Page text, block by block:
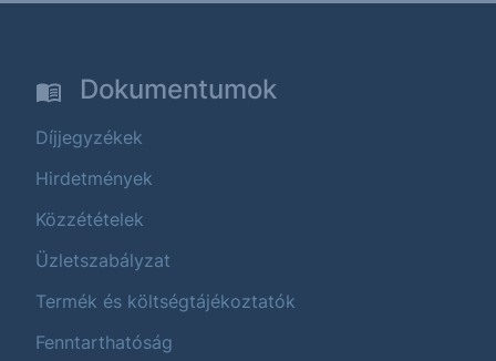
Dokumentumok
Díjjegyzékek
Hirdetmények
Közzétételek
Üzletszabályzat
Termék és költségtájékoztatók
Fenntarthatóság